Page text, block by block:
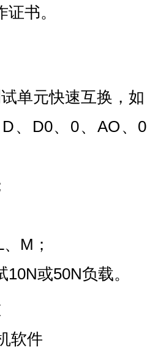
书。
单元快速互换，
、D0、0、AO、
M；
或50N负载。
软件